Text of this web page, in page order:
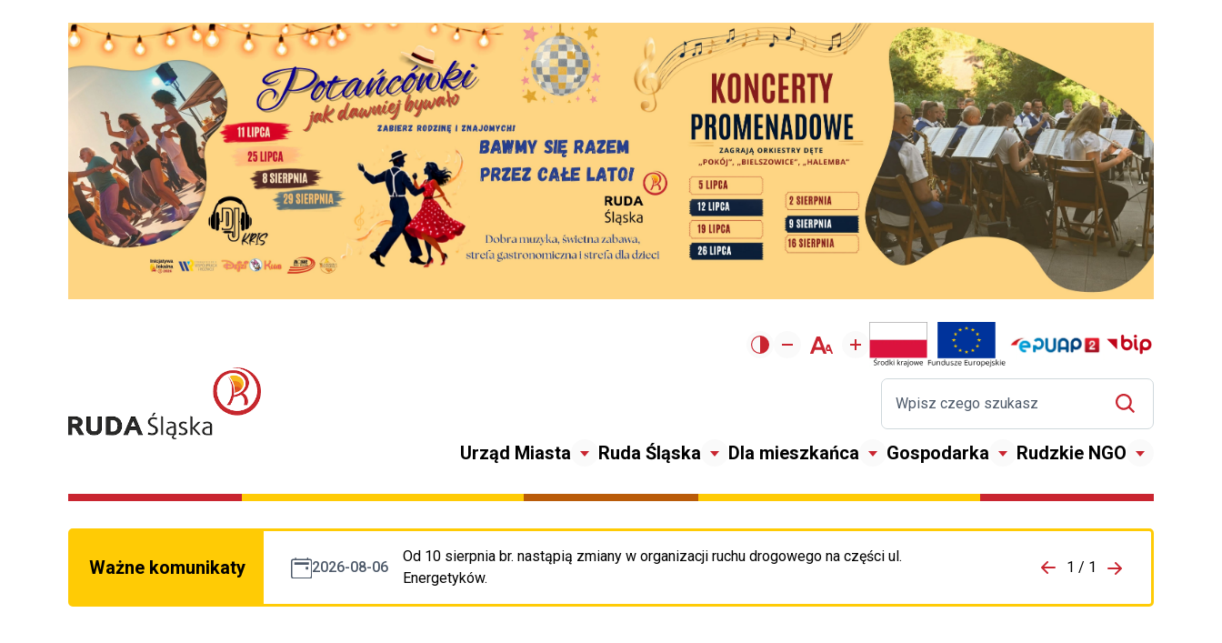
Urząd Miasta Ruda Śląska Dla mieszkańca Gospodarka Rudzkie NGO
Ważne komunikaty 2026-08-06
Od 10 sierpnia br. nastąpią zmiany w organizacji ruchu drogowego na części ul.
Energetyków.
Przejdź do porzpedniego komunikatu 1 / 1
Przejdź do